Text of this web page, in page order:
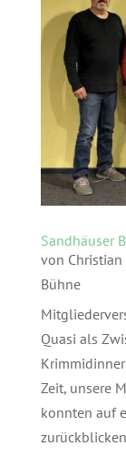
Sandhäuser
von
Bühne
Quasi als
Zeit, unsere
konnten auf